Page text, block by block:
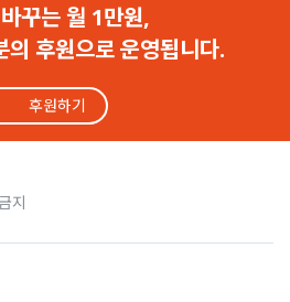
꾸는 월 1만원,
의 후원으로 운영됩니다.
후원하기
지